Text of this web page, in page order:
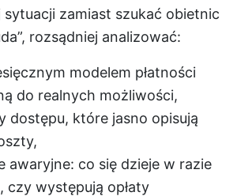
sytuacji zamiast szukać obietnic
rozsądniej analizować:
modelem płatności
do realnych możliwości,
dostępu, które jasno opisują
awaryjne: co się dzieje w razie
czy występują opłaty